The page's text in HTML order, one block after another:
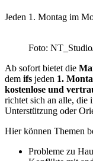
Jeden 1. Montag im
Foto:
Ab sofort bietet die
dem ifs jeden 1.
kostenlose und
richtet sich an alle, die
Unterstützung oder
Hier können Themen
Probleme zu